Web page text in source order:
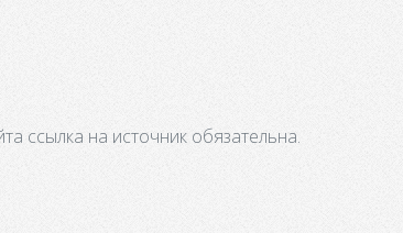
ссылка на источник обязательна.